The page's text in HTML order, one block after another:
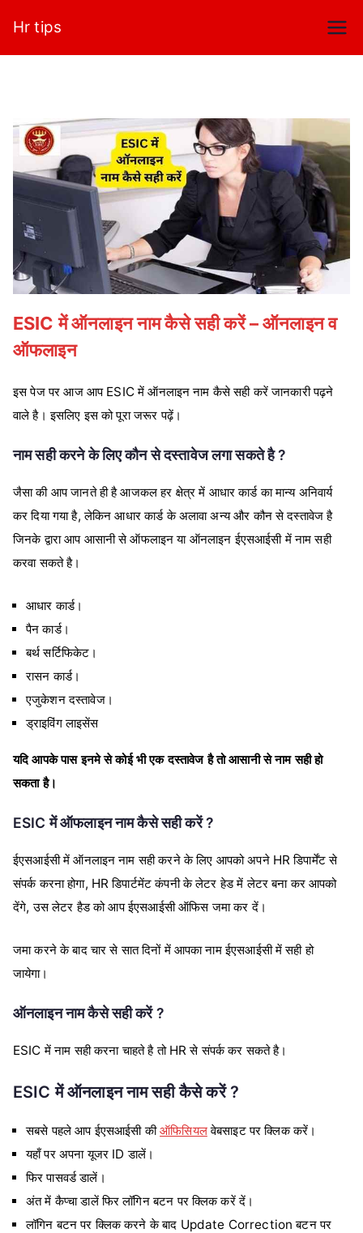
content
Hr tips
ESIC में ऑनलाइन नाम कैसे सही करें – ऑनलाइन व
ऑफलाइन
इस पेज पर आज आप ESIC में ऑनलाइन नाम कैसे सही करें जानकारी पढ़ने
वाले है। इसलिए इस को पूरा जरूर पढ़ें।
नाम सही करने के लिए कौन से दस्तावेज लगा सकते है ?
जैसा की आप जानते ही है आजकल हर क्षेत्र में आधार कार्ड का मान्य अनिवार्य
कर दिया गया है, लेकिन आधार कार्ड के अलावा अन्य और कौन से दस्तावेज है
जिनके द्वारा आप आसानी से ऑफलाइन या ऑनलाइन ईएसआईसी में नाम सही
करवा सकते है।
आधार कार्ड।
पैन कार्ड।
बर्थ सर्टिफिकेट।
रासन कार्ड।
एजुकेशन दस्तावेज।
ड्राइविंग लाइसेंस
यदि आपके पास इनमे से कोई भी एक दस्तावेज है तो आसानी से नाम सही हो
सकता है।
ESIC में ऑफलाइन नाम कैसे सही करें ?
ईएसआईसी में ऑनलाइन नाम सही करने के लिए आपको अपने HR डिपार्मेंट से
संपर्क करना होगा, HR डिपार्टमेंट कंपनी के लेटर हेड में लेटर बना कर आपको
देंगे, उस लेटर हैड को आप ईएसआईसी ऑफिस जमा कर दें।
जमा करने के बाद चार से सात दिनों में आपका नाम ईएसआईसी में सही हो
जायेगा।
ऑनलाइन नाम कैसे सही करें ?
ESIC में नाम सही करना चाहते है तो HR से संपर्क कर सकते है।
ESIC में ऑनलाइन नाम सही कैसे करें ?
सबसे पहले आप ईएसआईसी कीऑफिसियलवेबसाइट पर क्लिक करें।
यहाँ पर अपना यूजर ID डालें।
फिर पासवर्ड डालें।
अंत में कैप्चा डालें फिर लॉगिन बटन पर क्लिक करें दें।
लॉगिन बटन पर क्लिक करने के बाद Update Correction बटन पर